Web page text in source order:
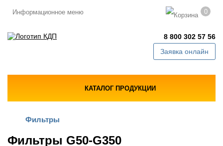
Информационное меню 0
8 800 302 57 56
Заявка онлайн
КАТАЛОГ ПРОДУКЦИИ
Фильтры
Фильтры G50-G350